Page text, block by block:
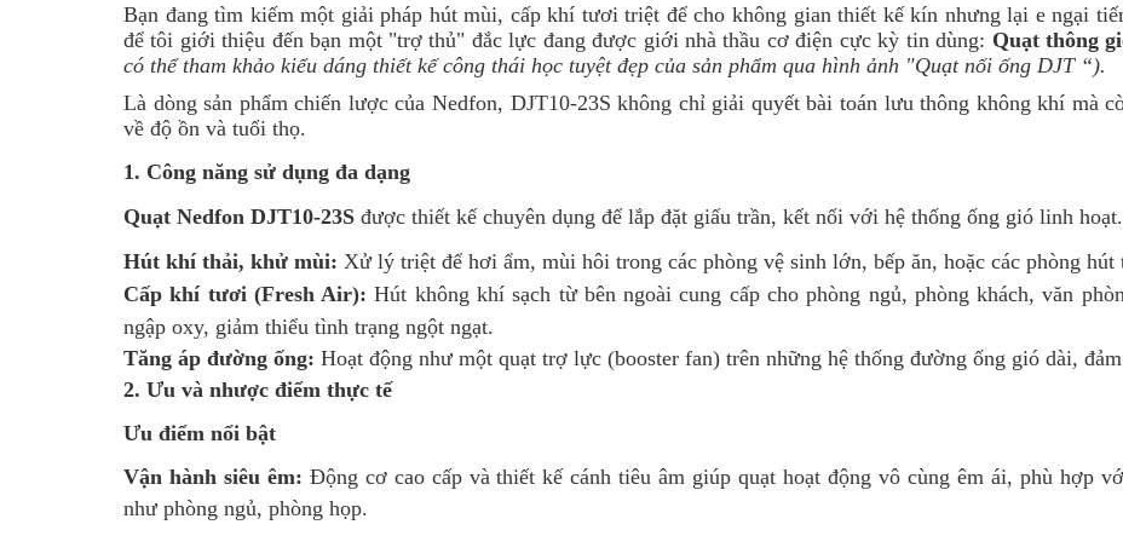
Bạn đang tìm kiếm một giải pháp hút mùi, cấp khí tươi triệt để cho không gian thiết kế kín nhưng lại e ngại
để tôi giới thiệu đến bạn một "trợ thủ" đắc lực đang được giới nhà thầu cơ điện cực kỳ tin dùng: Quạt thông
có thể tham khảo kiểu dáng thiết kế công thái học tuyệt đẹp của sản phẩm qua hình ảnh "Quạt nối ống DJT “).
Là dòng sản phẩm chiến lược của Nedfon, DJT10-23S không chỉ giải quyết bài toán lưu thông không khí mà
về độ ồn và tuổi thọ.
1. Công năng sử dụng đa dạng
Quạt Nedfon DJT10-23S được thiết kế chuyên dụng để lắp đặt giấu trần, kết nối với hệ thống ống gió linh
Hút khí thải, khử mùi: Xử lý triệt để hơi ẩm, mùi hôi trong các phòng vệ sinh lớn, bếp ăn, hoặc các phòng hút
Cấp khí tươi (Fresh Air): Hút không khí sạch từ bên ngoài cung cấp cho phòng ngủ, phòng khách, văn
ngập oxy, giảm thiểu tình trạng ngột ngạt.
Tăng áp đường ống: Hoạt động như một quạt trợ lực (booster fan) trên những hệ thống đường ống gió dài,
2. Ưu và nhược điểm thực tế
Ưu điểm nổi bật
Vận hành siêu êm: Động cơ cao cấp và thiết kế cánh tiêu âm giúp quạt hoạt động vô cùng êm ái, phù hợp
như phòng ngủ, phòng họp.